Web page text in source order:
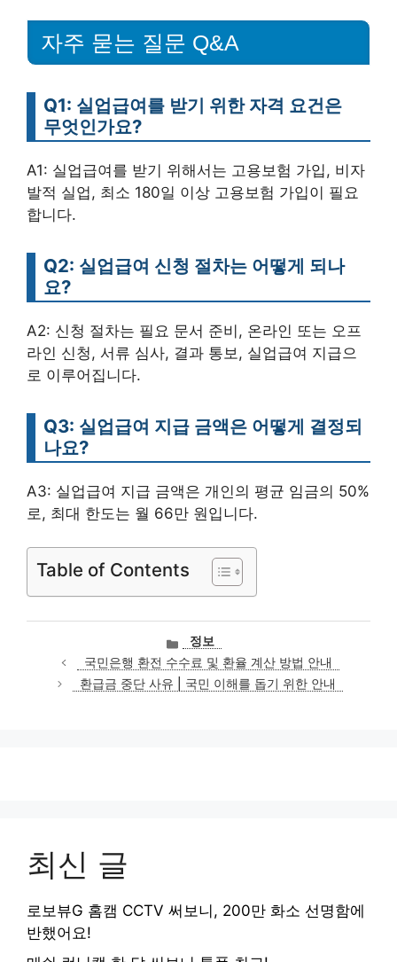
자주 묻는 질문 Q&A
Q1: 실업급여를 받기 위한 자격 요건은
무엇인가요?
A1: 실업급여를 받기 위해서는 고용보험 가입, 비자
발적 실업, 최소 180일 이상 고용보험 가입이 필요
합니다.
Q2: 실업급여 신청 절차는 어떻게 되나
요?
A2: 신청 절차는 필요 문서 준비, 온라인 또는 오프
라인 신청, 서류 심사, 결과 통보, 실업급여 지급으
로 이루어집니다.
Q3: 실업급여 지급 금액은 어떻게 결정되
나요?
A3: 실업급여 지급 금액은 개인의 평균 임금의 50%
로, 최대 한도는 월 66만 원입니다.
Table of Contents
카
테
고
리
정보
국민은행 환전 수수료 및 환율 계산 방법 안내
환급금 중단 사유 | 국민 이해를 돕기 위한 안내
최신 글
로보뷰G 홈캠 CCTV 써보니, 200만 화소 선명함에
반했어요!